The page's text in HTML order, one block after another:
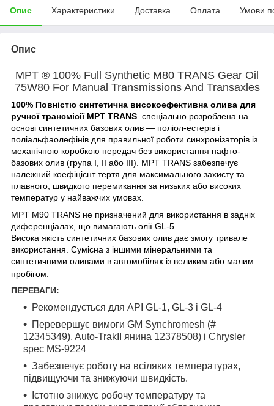
Опис Характеристики Доставка Оплата Умови
Опис
MPT ® 100% Full Synthetic M80 TRANS Gear Oil
75W80 For Manual Transmissions And Transaxles
100% Повністю синтетична високоефективна олива для
ручної трансмісії MPT TRANS спеціально розроблена на
основі синтетичних базових олив — поліол-естерів і
поліальфаолефінів для правильної роботи синхронізаторів із
механічною коробкою передач без використання нафто-
базових олив (група I, II або III). MPT TRANS забезпечує
належний коефіцієнт тертя для максимального захисту та
плавного, швидкого перемикання за низьких або високих
температур у найважчих умовах.
MPT M90 TRANS не призначений для використання в задніх
диференціалах, що вимагають олії GL-5.
Висока якість синтетичних базових олив дає змогу тривале
використання. Сумісна з іншими мінеральними та
синтетичними оливами в автомобілях із великим або малим
пробігом.
ПЕРЕВАГИ:
Рекомендується для API GL-1, GL-3 і GL-4
Перевершує вимоги GM Synchromesh (#
12345349), Auto-TrakII янина 12378508) і Chrysler
spec MS-9224
Забезпечує роботу на всіляких температурах,
підвищуючи та знижуючи швидкість.
Істотно знижує робочу температуру та